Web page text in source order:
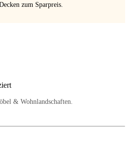
zum Sparpreis.
& Wohnlandschaften.